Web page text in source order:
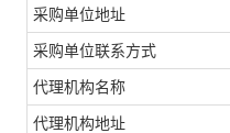
采购单位地址
采购单位联系方式
代理机构名称
代理机构地址